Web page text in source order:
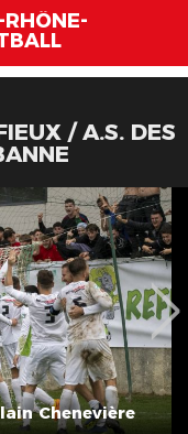
RHÔNE-
/ A.S. DES
Chenevière